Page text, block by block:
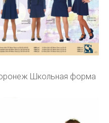
Школьная форма